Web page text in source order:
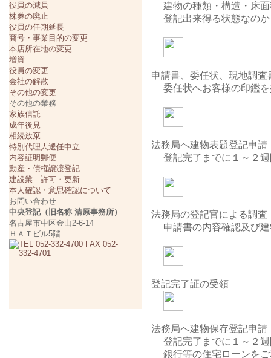
建物の種類・構造・床
登記出来得る状態なの
申請書、委任状、現地調
委任状へお客様の印鑑
法務局へ建物表題登記申請
登記完了までに１～２
法務局の登記官による調査
申請書の内容確認及び
登記完了証の受領
法務局へ建物保存登記申請
登記完了までに１～２
銀行等の住宅ローンを
役員の減員
株券の廃止
役員の任期延長
商号・事業目的の変更
本店所在地の変更
増資
役員の変更
会社の解散
その他の変更
その他の業務
家族信託
成年後見
相続放棄
特別代理人選任申立
内容証明郵便
動産・債権譲渡登記
建設業 許可・更新
本人確認・意思確認について
お問い合わせ
中央登記（旧名称 清原事務所）
名古屋市中区金山2-6-14
ＨＡＴビル5階